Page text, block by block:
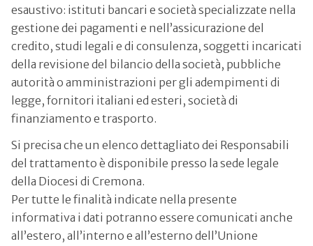
esaustivo: istituti bancari e società specializzate nella
gestione dei pagamenti e nell’assicurazione del
credito, studi legali e di consulenza, soggetti incaricati
della revisione del bilancio della società, pubbliche
autorità o amministrazioni per gli adempimenti di
legge, fornitori italiani ed esteri, società di
finanziamento e trasporto.
Si precisa che un elenco dettagliato dei Responsabili
del trattamento è disponibile presso la sede legale
della Diocesi di Cremona.
Per tutte le finalità indicate nella presente
informativa i dati potranno essere comunicati anche
all’estero, all’interno e all’esterno dell’Unione